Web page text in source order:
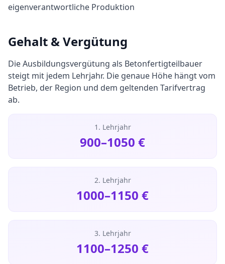
eigenverantwortliche Produktion
Gehalt & Vergütung
Die Ausbildungsvergütung als Betonfertigteilbauer
steigt mit jedem Lehrjahr. Die genaue Höhe hängt vom
Betrieb, der Region und dem geltenden Tarifvertrag
ab.
1. Lehrjahr
900–1050 €
2. Lehrjahr
1000–1150 €
3. Lehrjahr
1100–1250 €